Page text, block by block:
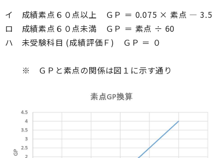
イ 成績素点６０点以上 ＧＰ ＝ 0.075 × 素点 ― 3.5
ロ 成績素点６０点未満 ＧＰ ＝ 素点 ÷ 60
ハ 未受験科目 (成績評価Ｆ) ＧＰ ＝ ０
※ ＧＰと素点の関係は図１に示す通り